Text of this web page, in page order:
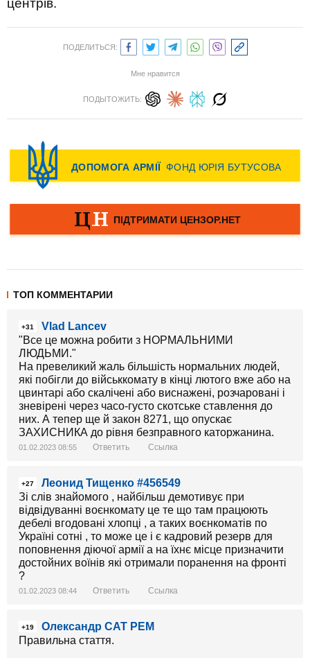
центрів.
ПОДЕЛИТЬСЯ:
Мне нравится
ПОДЫТОЖИТЬ:
ТОП КОММЕНТАРИИ
+31
Vlad Lancev
"Все це можна робити з НОРМАЛЬНИМИ
ЛЮДЬМИ."
На превеликий жаль більшість нормальних людей,
які побігли до військкомату в кінці лютого вже або на
цвинтарі або скалічені або виснажені, розчаровані і
зневірені через часо-густо скотське ставлення до
них. А тепер ще й закон 8271, що опускає
ЗАХИСНИКА до рівня безправного каторжанина.
01.02.2023 08:55 Ответить Ссылка
+27
Леонид Тищенко #456549
Зі слів знайомого , найбільш демотивує при
відвідуванні воєнкомату це те що там працюють
дебелі вгодовані хлопці , а таких воєнкоматів по
Україні сотні , то може це і є кадровий резерв для
поповнення діючої армії а на їхнє місце призначити
достойних воїнів які отримали поранення на фронті
?
01.02.2023 08:44 Ответить Ссылка
+19
Олександр САТ РЕМ
Правильна стаття.